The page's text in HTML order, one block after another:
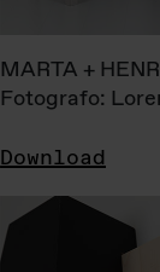
MARTA +
Fotografo:
Download